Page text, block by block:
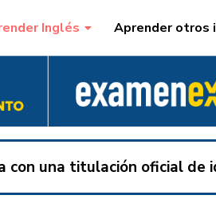
Inglés Aprender otros
con una titulación oficial de